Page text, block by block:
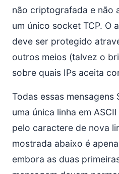
não criptografada e não
um único socket TCP. O
deve ser protegido
outros meios (talvez o
sobre quais IPs aceita
Todas essas mensagens
uma única linha em
pelo caractere de nova
mostrada abaixo é
embora as duas